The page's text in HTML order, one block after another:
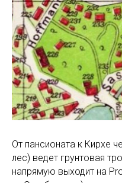
От пансионата к Кирхе
лес) ведет грунтовая
напрямую выходит на